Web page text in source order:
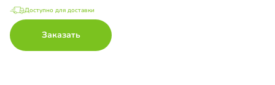
Доступно для доставки
Заказать